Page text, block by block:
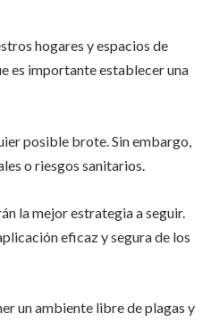
hogares y espacios de
es importante establecer una
posible brote. Sin embargo,
o riesgos sanitarios.
la mejor estrategia a seguir.
eficaz y segura de los
un ambiente libre de plagas y